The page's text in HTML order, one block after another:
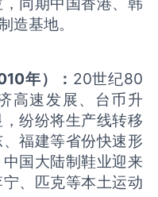
造基地。
年） ： 20世纪80
高速发展、台币升
纷纷将生产线转移
福建等省份快速形
国大陆制鞋业迎来
、匹克等本土运动